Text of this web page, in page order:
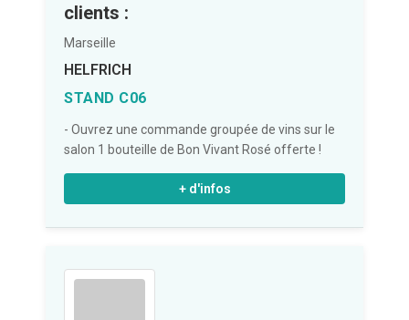
clients :
Marseille
HELFRICH
STAND C06
- Ouvrez une commande groupée de vins sur le
salon 1 bouteille de Bon Vivant Rosé offerte !
+ d'infos